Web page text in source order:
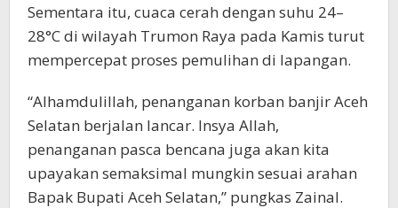
Sementara itu, cuaca cerah dengan suhu 24–
28°C di wilayah Trumon Raya pada Kamis turut
mempercepat proses pemulihan di lapangan.
“Alhamdulillah, penanganan korban banjir Aceh
Selatan berjalan lancar. Insya Allah,
penanganan pasca bencana juga akan kita
upayakan semaksimal mungkin sesuai arahan
Bapak Bupati Aceh Selatan,” pungkas Zainal.